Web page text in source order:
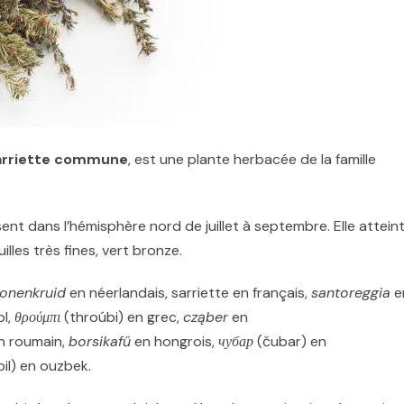
commune, est une plante herbacée de la famille
dans l’hémisphère nord de juillet à septembre. Elle atteint
très fines, vert bronze.
en néerlandais, sarriette en français,santoreggia
θρούμπι(throúbi) en grec,cząberen
roumain,borsikafűen hongrois,чубар(čubar) en
en ouzbek.